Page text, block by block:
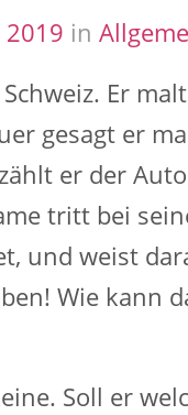
2019 in
Er
gesagt er
er der
tritt bei
und weist
Wie kann
Soll er